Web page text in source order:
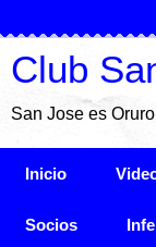
Club
San Jose es
Inicio
Socios